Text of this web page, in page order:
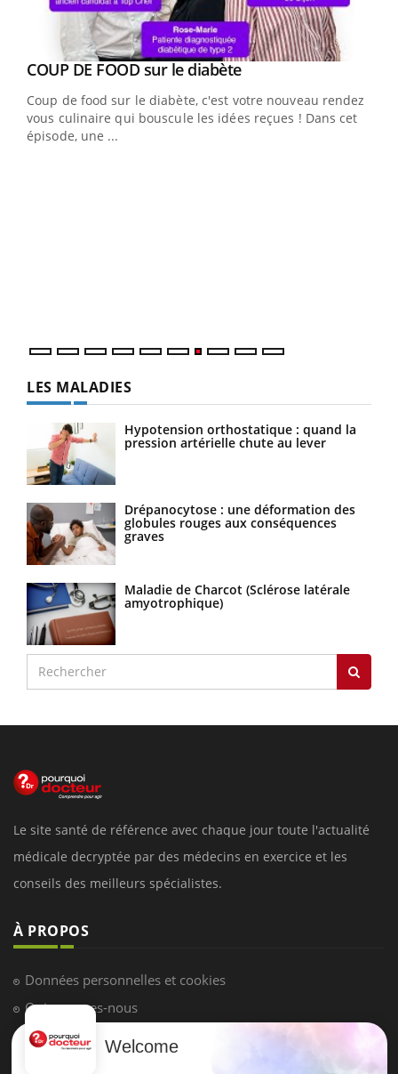
Youtube
COUP DE FOOD sur le diabèteYoutube
Coup de food sur le diabète, c'est votre nouveau rendez-
vous culinaire qui bouscule les idées reçues ! Dans cet
épisode, une ...
LES MALADIES
Hypotension orthostatique : quand la
pression artérielle chute au lever
Drépanocytose : une déformation des
globules rouges aux conséquences
graves
Maladie de Charcot (Sclérose latérale
amyotrophique)
Le site santé de référence avec chaque jour toute l'actualité
médicale decryptée par des médecins en exercice et les
conseils des meilleurs spécialistes.
À PROPOS
Données personnelles et cookies
Qui sommes-nous
Conditions d'utilisation
Welcome